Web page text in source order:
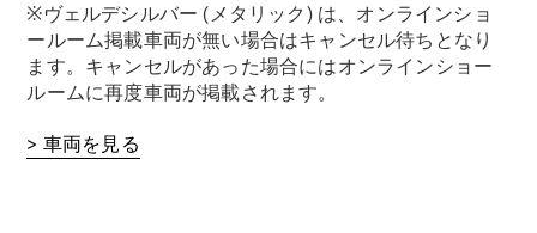
※ヴェルデシルバー (メタリック) は、オンラインショ
ールーム掲載車両が無い場合はキャンセル待ちとなり
ます。キャンセルがあった場合にはオンラインショー
ルームに再度車両が掲載されます。
> 車両を見る